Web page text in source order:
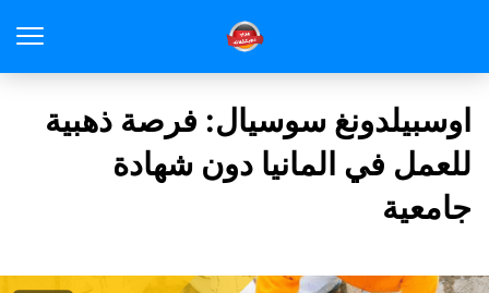
اوسبيلدونغ سوسيال: فرصة ذهبية
للعمل في المانيا دون شهادة
جامعية